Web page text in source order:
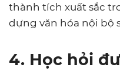
thành tích xuất sắc
dựng văn hóa nội bộ
4. Học hỏi